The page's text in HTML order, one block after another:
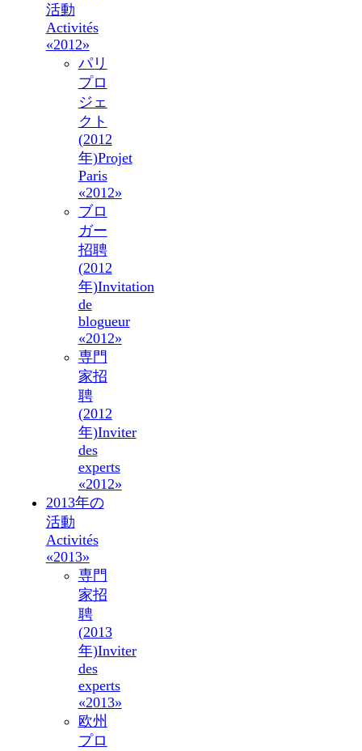
活動
Activités
«2012»
パリ
プロ
ジェ
クト
(2012
年)Projet
Paris
«2012»
ブロ
ガー
招聘
(2012
年)Invitation
de
blogueur
«2012»
専門
家招
聘
(2012
年)Inviter
des
experts
«2012»
2013年の
活動
Activités
«2013»
専門
家招
聘
(2013
年)Inviter
des
experts
«2013»
欧州
プロ